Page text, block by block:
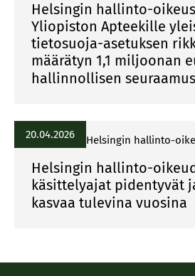
Helsingin hallinto-
Yliopiston Apteekille
tietosuoja-asetuksen
määrätyn 1,1 miljoonan
hallinnollisen
20.04.2026 Helsingin hallinto-
Helsingin hallinto-
käsittelyajat pidentyvät
kasvaa tulevina vuosina